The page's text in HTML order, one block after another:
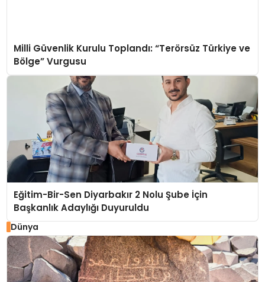
Milli Güvenlik Kurulu Toplandı: “Terörsüz Türkiye ve
Bölge” Vurgusu
Eğitim-Bir-Sen Diyarbakır 2 Nolu Şube İçin
Başkanlık Adaylığı Duyuruldu
Dünya